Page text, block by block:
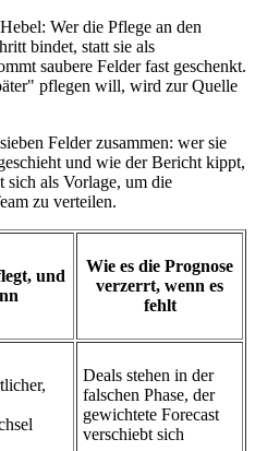
Wer die Pflege an den
bindet, statt sie als
saubere Felder fast geschenkt.
pflegen will, wird zur Quelle
Felder zusammen: wer sie
und wie der Bericht kippt,
sich als Vorlage, um die
zu verteilen.
und
Wie es die Prognose
verzerrt, wenn es
fehlt
Deals stehen in der
falschen Phase, der
gewichtete Forecast
verschiebt sich